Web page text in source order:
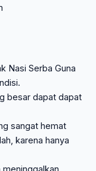
Nasi Serba Guna
besar dapat dapat
sangat hemat
karena hanya